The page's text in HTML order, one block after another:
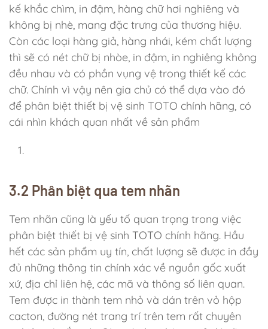
kế khắc chìm, in đậm, hàng chữ hơi nghiêng và
không bị nhè, mang đặc trưng của thương hiệu.
Còn các loại hàng giả, hàng nhái, kém chất lượng
thì sẽ có nét chữ bị nhòe, in đậm, in nghiêng không
đều nhau và có phần vụng vệ trong thiết kế các
chữ. Chính vì vậy nên gia chủ có thể dựa vào đó
để phân biệt thiết bị vệ sinh TOTO chính hãng, có
cái nhìn khách quan nhất về sản phẩm
3.2 Phân biệt qua tem nhãn
Tem nhãn cũng là yếu tố quan trọng trong việc
phân biệt thiết bị vệ sinh TOTO chính hãng. Hầu
hết các sản phẩm uy tín, chất lượng sẽ được in đầy
đủ những thông tin chính xác về nguồn gốc xuất
xứ, địa chỉ liên hệ, các mã và thông số liên quan.
Tem được in thành tem nhỏ và dán trên vỏ hộp
cacton, đường nét trang trí trên tem rất chuyên